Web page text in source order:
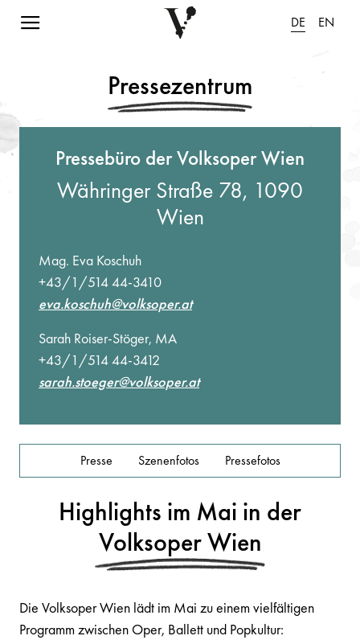
Navigation einblenden DE EN
Pressezentrum
Pressebüro der Volksoper Wien
Währinger Straße 78, 1090
Wien
Mag. Eva Koschuh
+43/1/514 44-3410
eva.koschuh@volksoper.at
Sarah Roiser-Stöger, MA
+43/1/514 44-3412
sarah.stoeger@volksoper.at
Presse Szenenfotos Pressefotos
Highlights im Mai in der
Volksoper Wien
Die Volksoper Wien lädt im Mai zu einem vielfältigen
Programm zwischen Oper, Ballett und Popkultur: